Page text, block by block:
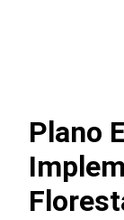
Plano